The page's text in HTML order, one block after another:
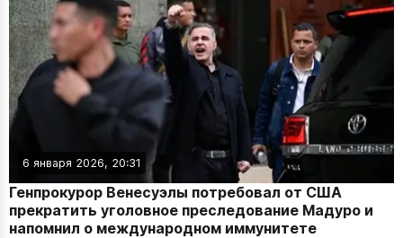
6 января 2026, 20:31
Генпрокурор Венесуэлы потребовал от США
прекратить уголовное преследование Мадуро и
напомнил о международном иммунитете